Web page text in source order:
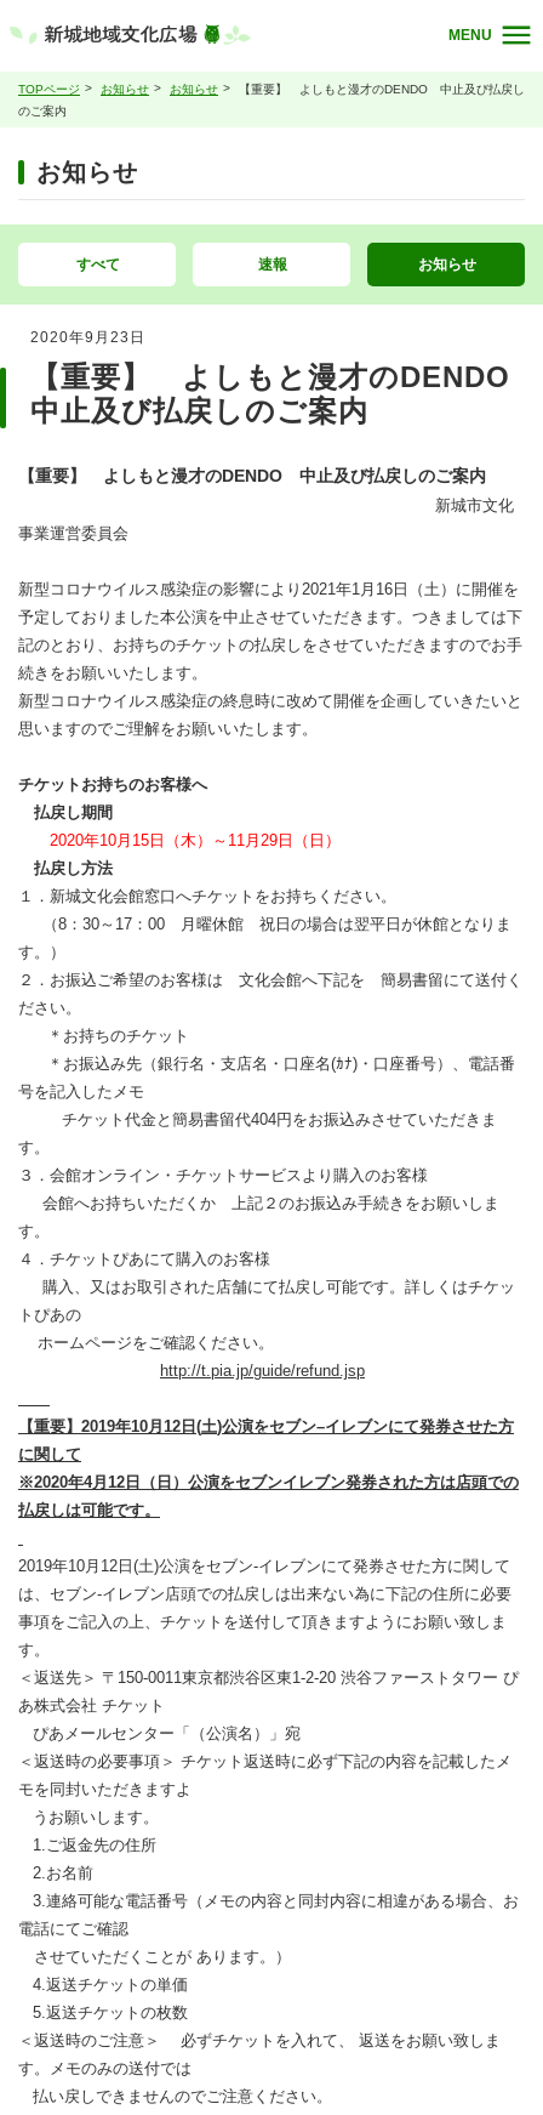
MENU
TOPページ お知らせ お知らせ
【重要】 よしもと漫才のDENDO 中止及び払戻し
のご案内
お知らせ
すべて 速報 お知らせ
2020年9月23日
【重要】 よしもと漫才のDENDO
中止及び払戻しのご案内
【重要】 よしもと漫才のDENDO 中止及び払戻しのご案内
新城市文化
事業運営委員会
新型コロナウイルス感染症の影響により2021年1月16日（土）に開催を
予定しておりました本公演を中止させていただきます。つきましては下
記のとおり、お持ちのチケットの払戻しをさせていただきますのでお手
続きをお願いいたします。
新型コロナウイルス感染症の終息時に改めて開催を企画していきたいと
思いますのでご理解をお願いいたします。
チケットお持ちのお客様へ
払戻し期間
2020年10月15日（木）～11月29日（日）
払戻し方法
１．新城文化会館窓口へチケットをお持ちください。
（8：30～17：00 月曜休館 祝日の場合は翌平日が休館となりま
す。）
２．お振込ご希望のお客様は 文化会館へ下記を 簡易書留にて送付く
ださい。
＊お持ちのチケット
＊お振込み先（銀行名・支店名・口座名(ｶﾅ)・口座番号）、電話番
号を記入したメモ
チケット代金と簡易書留代404円をお振込みさせていただきま
す。
３．会館オンライン・チケットサービスより購入のお客様
会館へお持ちいただくか 上記２のお振込み手続きをお願いしま
す。
４．チケットぴあにて購入のお客様
購入、又はお取引された店舗にて払戻し可能です。詳しくはチケッ
トぴあの
ホームページをご確認ください。
http://t.pia.jp/guide/refund.jsp
【重要】 2019年10月 12 日 (土)公演をセブン–イレブンにて発券させた方
に関して
※2020年4月 12 日（日）公演をセブンイレブン発券された方は店頭での
払戻しは可能です。
2019年10月12日(土)公演をセブン-イレブンにて発券させた方に関して
は、セブン-イレブン店頭での払戻しは出来ない為に下記の住所に必要
事項をご記入の上、チケットを送付して頂きますようにお願い致しま
す。
＜返送先＞ 〒150-0011東京都渋谷区東1-2-20 渋谷ファーストタワー ぴ
あ株式会社 チケット
ぴあメールセンター「（公演名）」宛
＜返送時の必要事項＞ チケット返送時に必ず下記の内容を記載したメ
モを同封いただきますよ
うお願いします。
1.ご返金先の住所
2.お名前
3.連絡可能な電話番号（メモの内容と同封内容に相違がある場合、お
電話にてご確認
させていただくことが あります。）
4.返送チケットの単価
5.返送チケットの枚数
＜返送時のご注意＞ 必ずチケットを入れて、 返送をお願い致しま
す。メモのみの送付では
払い戻しできませんのでご注意ください。